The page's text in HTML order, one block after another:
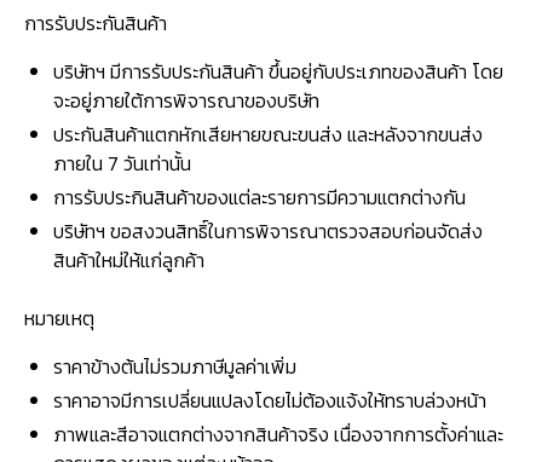
การรับประกันสินค้า
บริษัทฯ มีการรับประกันสินค้า ขึ้นอยู่กับประเภทของสินค้า โดย
จะอยู่ภายใต้การพิจารณาของบริษัท
ประกันสินค้าแตกหักเสียหายขณะขนส่ง และหลังจากขนส่ง
ภายใน 7 วันเท่านั้น
การรับประกินสินค้าของแต่ละรายการมีความแตกต่างกัน
บริษัทฯ ขอสงวนสิทธิ์ในการพิจารณาตรวจสอบก่อนจัดส่ง
สินค้าใหม่ให้แก่ลูกค้า
หมายเหตุ
ราคาข้างต้นไม่รวมภาษีมูลค่าเพิ่ม
ราคาอาจมีการเปลี่ยนแปลงโดยไม่ต้องแจ้งให้ทราบล่วงหน้า
ภาพและสีอาจแตกต่างจากสินค้าจริง เนื่องจากการตั้งค่าและ